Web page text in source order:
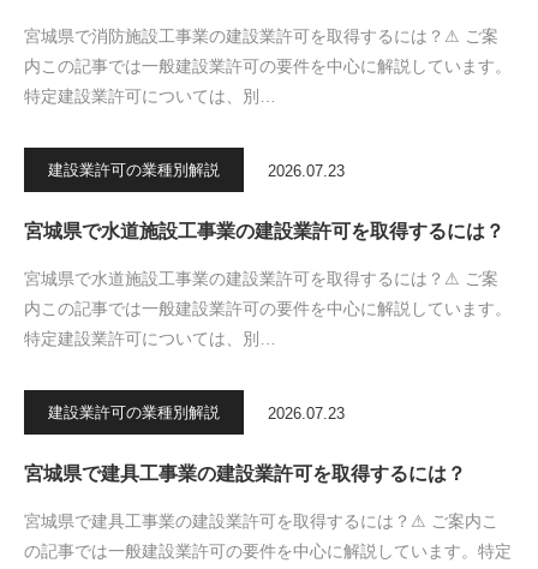
宮城県で消防施設工事業の建設業許可を取得するには？⚠ ご案
内この記事では一般建設業許可の要件を中心に解説しています。
特定建設業許可については、別…
建設業許可の業種別解説 2026.07.23
宮城県で水道施設工事業の建設業許可を取得するには？
宮城県で水道施設工事業の建設業許可を取得するには？⚠ ご案
内この記事では一般建設業許可の要件を中心に解説しています。
特定建設業許可については、別…
建設業許可の業種別解説 2026.07.23
宮城県で建具工事業の建設業許可を取得するには？
宮城県で建具工事業の建設業許可を取得するには？⚠ ご案内こ
の記事では一般建設業許可の要件を中心に解説しています。特定